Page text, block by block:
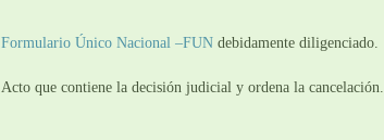
Formulario Único Nacional –FUNdebidamente diligenciado.
Acto que contiene la decisión judicial y ordena la cancelación.